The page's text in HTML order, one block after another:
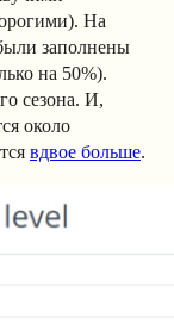
На
заполнены
на 50%).
сезона. И,
около
вдвое больше.